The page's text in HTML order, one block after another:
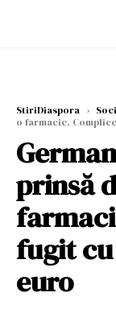
StiriDiaspora ›
o farmacie.
prinsă
fugit
euro